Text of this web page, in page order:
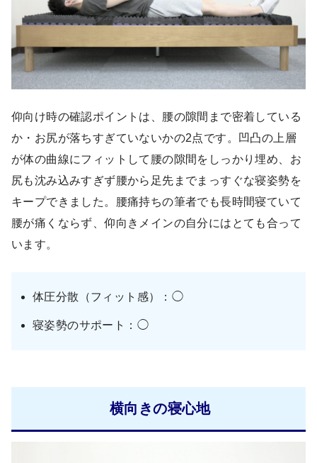
仰向け時の確認ポイントは、腰の隙間まで密着している
か・お尻が落ちすぎていないかの2点です。凹凸の上層
が体の曲線にフィットして腰の隙間をしっかり埋め、お
尻も沈み込みすぎず腰から足先までまっすぐな寝姿勢を
キープできました。腰痛持ちの筆者でも長時間寝ていて
腰が痛くならず、仰向きメインの自分にはとても合って
います。
体圧分散（フィット感）：◯
寝姿勢のサポート：◯
横向きの寝心地